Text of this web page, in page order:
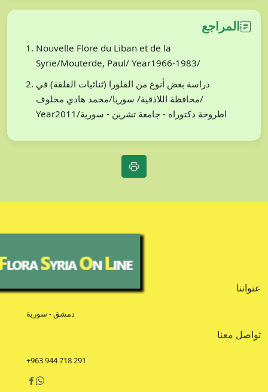
المراجع
Nouvelle Flore du Liban et de la
Syrie/Mouterde, Paul/ Year1966-1983/
دراسة بعض أنوع من الفلورا (ثنائيات الفلقة) في
محافظة اللاذقية/ سوريا/محمد هادي مخلوف/
Year2011/اطروحة دكتوراه - جامعة تشرين - سورية
عنواننا
دمشق - سورية
تواصل معنا
+963 944 718 291